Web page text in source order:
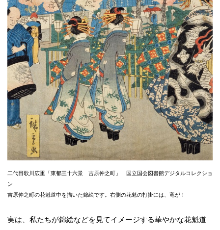
二代目歌川広重「東都三十六景 吉原仲之町」 国立国会図書館デジタルコレクショ
ン
吉原仲之町の花魁道中を描いた錦絵です。右側の花魁の打掛には、竜が！
実は、私たちが錦絵などを見てイメージする華やかな花魁道